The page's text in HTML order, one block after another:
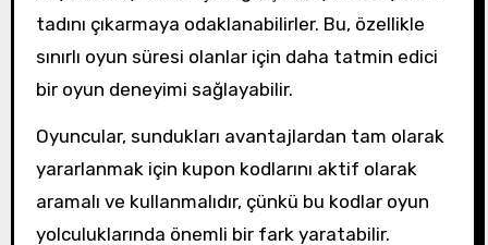
tadını çıkarmaya odaklanabilirler. Bu, özellikle
sınırlı oyun süresi olanlar için daha tatmin edici
bir oyun deneyimi sağlayabilir.
Oyuncular, sundukları avantajlardan tam olarak
yararlanmak için kupon kodlarını aktif olarak
aramalı ve kullanmalıdır, çünkü bu kodlar oyun
yolculuklarında önemli bir fark yaratabilir.